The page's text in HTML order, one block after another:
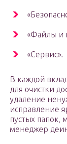
«Файлы и
«Сервис».
В каждой
для очистки
удаление
исправление
пустых папок,
менеджер